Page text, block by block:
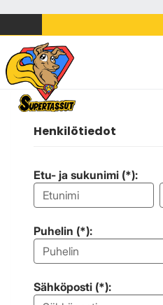
Henkilötiedot
Etu- ja sukunimi (*):
Puhelin (*):
Sähköposti (*):